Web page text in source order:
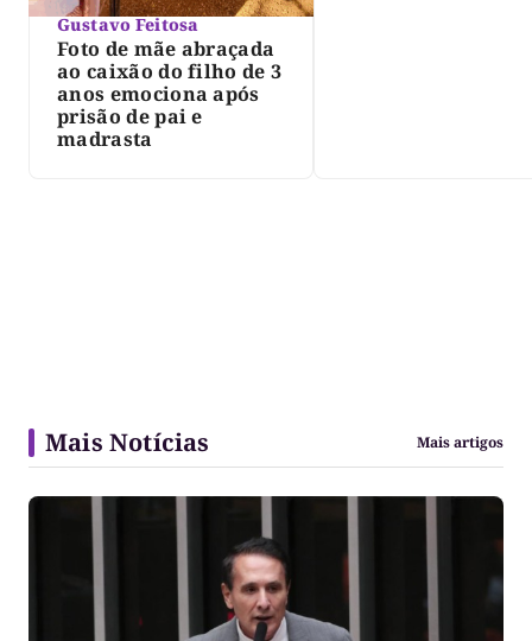
Gustavo Feitosa
Foto de mãe abraçada
ao caixão do filho de 3
anos emociona após
prisão de pai e
madrasta
Mais Notícias Mais artigos